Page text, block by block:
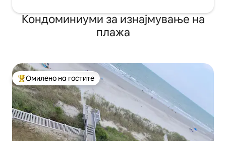
Кондоминиуми за изнајмување на
плажа
Меѓу најуспешните „Омилени на гостите“
Омилено на гостите